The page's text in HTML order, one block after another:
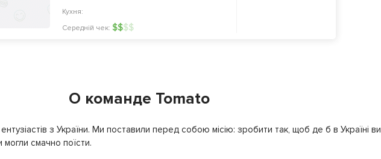
Кухня:
Середній чек: $$$$
О команде Tomato
з України. Ми поставили перед собою місію: зробити так, щоб де б в Україні ви
смачно поїсти.